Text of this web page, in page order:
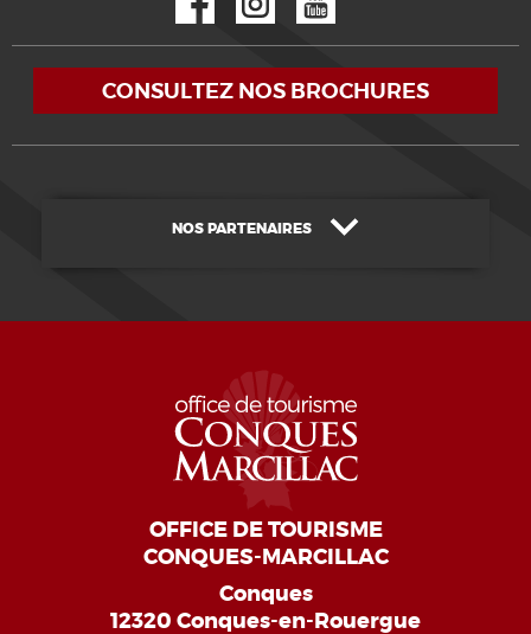
CONSULTEZ NOS BROCHURES
NOS PARTENAIRES
OFFICE DE TOURISME
CONQUES-MARCILLAC
Conques
12320 Conques-en-Rouergue